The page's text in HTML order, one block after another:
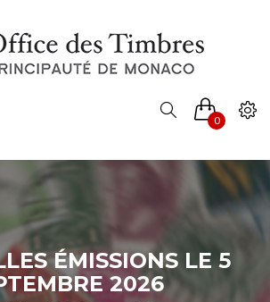
0
ÉMISSIONS LE 5
2026